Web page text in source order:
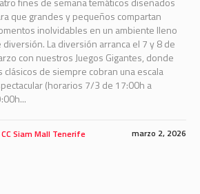
que grandes y pequeños compartan
inolvidables en un ambiente lleno
diversión. La diversión arranca el 7 y 8 de
con nuestros Juegos Gigantes, donde
clásicos de siempre cobran una escala
(horarios 7/3 de 17:00h a
marzo 2, 2026
CC Siam Mall Tenerife